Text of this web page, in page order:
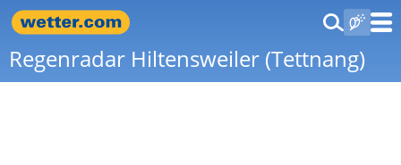
Regenradar Hiltensweiler (Tettnang)